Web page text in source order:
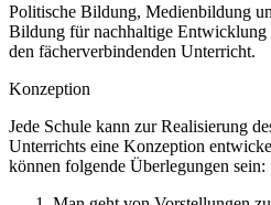
Politische Bildung, Medienbildung
Bildung für nachhaltige Entwicklung
den fächerverbindenden Unterricht.
Konzeption
Jede Schule kann zur Realisierung
Unterrichts eine Konzeption
können folgende Überlegungen sein: